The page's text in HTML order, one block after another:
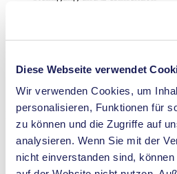
Diese Webseite verwendet
Wir verwenden Cookies, um
personalisieren, Funktionen für
zu können und die Zugriffe auf
analysieren. Wenn Sie mit der
nicht einverstanden sind,
Betriebsanleitung NF 300
PDF (875 KB) - Betriebsanleitung -